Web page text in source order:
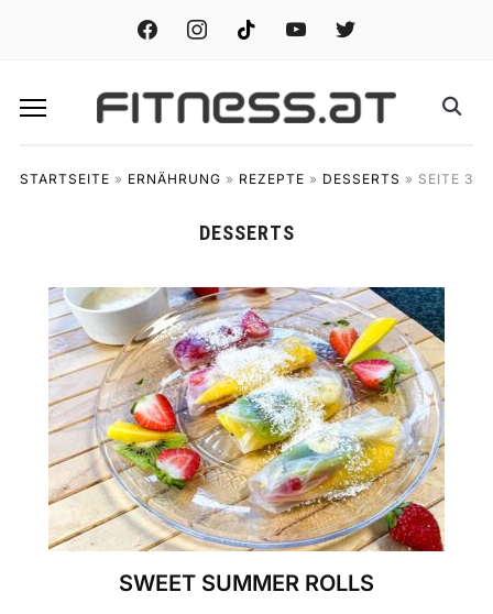
facebook instagramtiktok youtube twitter
STARTSEITE » ERNÄHRUNG » REZEPTE » DESSERTS » SEITE 3
DESSERTS
SWEET SUMMER ROLLS